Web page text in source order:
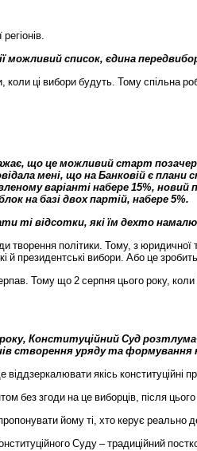
регіонів.
можливий список, єдина
, коли ці вибори будуть. Тому спільна
, що це можливий старт
мені, що на Банковій є плани
варіанті набере 15%, новий
на базі двох партій, набере 5%.
ті відсотки, які їм дехто
творення політики. Тому, з юридичної
й президентські вибори. Або це зробить
. Тому що 2 серпня цього року, коли
року, Конституційний Суд
створення уряду та формування
віддзеркалювати якісь конституційні
без згоди на це виборців, після цього
йому ті, хто керує реально
Суду – традиційний